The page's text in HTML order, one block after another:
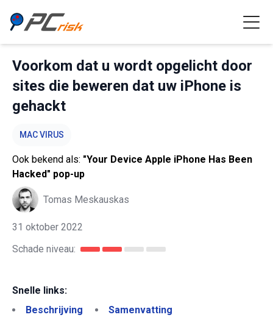
Voorkom dat u wordt opgelicht door
sites die beweren dat uw iPhone is
gehackt
MAC VIRUS
Ook bekend als: "Your Device Apple iPhone Has Been
Hacked" pop-up
Tomas Meskauskas
31 oktober 2022
Schade niveau:
Snelle links:
Beschrijving
Samenvatting